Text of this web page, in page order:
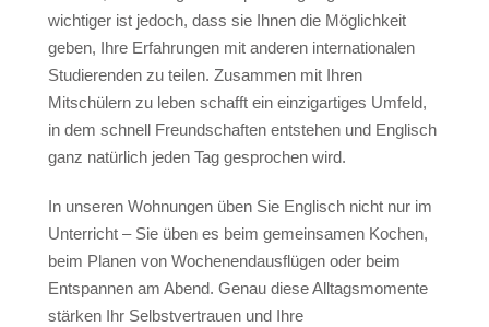
Schulapartments (empfohlen)
Gastfamilie
Live mit Lehrer
Hotels
Hilton 5*
Marriott 5*
Cavalieri 4*
Argento 4*
Valentina 3*
wichtiger ist jedoch, dass sie Ihnen die Möglichkeit
geben, Ihre Erfahrungen mit anderen internationalen
Studierenden zu teilen. Zusammen mit Ihren
Mitschülern zu leben schafft ein einzigartiges Umfeld,
in dem schnell Freundschaften entstehen und Englisch
ganz natürlich jeden Tag gesprochen wird.
In unseren Wohnungen üben Sie Englisch nicht nur im
Unterricht – Sie üben es beim gemeinsamen Kochen,
beim Planen von Wochenendausflügen oder beim
Entspannen am Abend. Genau diese Alltagsmomente
stärken Ihr Selbstvertrauen und Ihre